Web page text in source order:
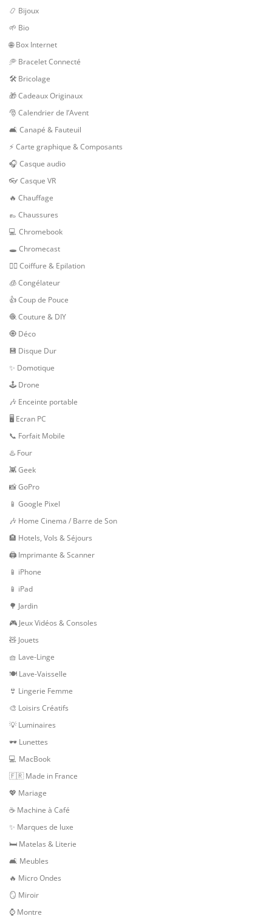
📿 Bijoux
🌱 Bio
🌐 Box Internet
🥏 Bracelet Connecté
🛠 Bricolage
🎁 Cadeaux Originaux
🎅 Calendrier de l’Avent
🛋️ Canapé & Fauteuil
⚡ Carte graphique & Composants
🎧 Casque audio
👓 Casque VR
🔥 Chauffage
👞 Chaussures
💻 Chromebook
🕳 Chromecast
💇‍♀️ Coiffure & Epilation
🧊 Congélateur
👍 Coup de Pouce
🧶 Couture & DIY
🧿 Déco
💾 Disque Dur
✨ Domotique
🕹 Drone
🎶 Enceinte portable
🖥️ Ecran PC
📞 Forfait Mobile
♨️ Four
👾 Geek
📸 GoPro
📱 Google Pixel
🎶 Home Cinema / Barre de Son
🏨 Hotels, Vols & Séjours
🖨 Imprimante & Scanner
📱 iPhone
📱 iPad
🌳 Jardin
🎮 Jeux Vidéos & Consoles
🧸 Jouets
🧺 Lave-Linge
🍽 Lave-Vaisselle
👙 Lingerie Femme
🎨 Loisirs Créatifs
💡 Luminaires
🕶 Lunettes
💻 MacBook
🇫🇷 Made in France
💖 Mariage
☕ Machine à Café
✨ Marques de luxe
🛏 Matelas & Literie
🛋 Meubles
🔥 Micro Ondes
🪞 Miroir
⌚ Montre